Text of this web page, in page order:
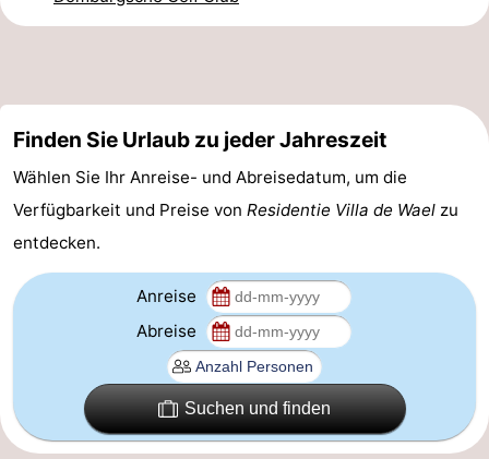
Reiten
Golfplatze
-
Sportangeln
Mondriaan
Essen
Veranstaltungen
Praktisch
Finden Sie Urlaub zu jeder Jahreszeit
Wählen Sie Ihr Anreise- und Abreisedatum, um die
Verfügbarkeit und Preise von Residentie Villa de Wael zu
entdecken.
Anreise
Abreise
Suchen und finden